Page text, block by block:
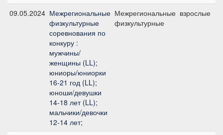
09.05.2024 Межрегиональные
физкультурные
соревнования по
конкуру :
мужчины/
женщины (LL);
юниоры/юниорки
16-21 год (LL);
юноши/девушки
14-18 лет (LL);
мальчики/девочки
12-14 лет;
Межрегиональные
физкультурные
взрослые